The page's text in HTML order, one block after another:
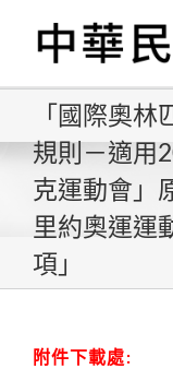
content
「國際奧林
規則－適用
克運動會」
里約奧運運
項」
附件下載處: